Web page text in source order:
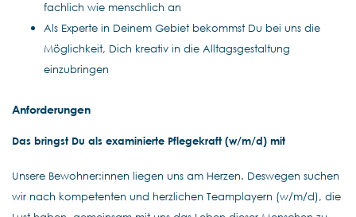
fachlich wie menschlich an
Als Experte in Deinem Gebiet bekommst Du bei uns die
Möglichkeit, Dich kreativ in die Alltagsgestaltung
einzubringen
Anforderungen
Das bringst Du als examinierte Pflegekraft (w/m/d) mit
Unsere Bewohner:innen liegen uns am Herzen. Deswegen suchen
wir nach kompetenten und herzlichen Teamplayern (w/m/d), die